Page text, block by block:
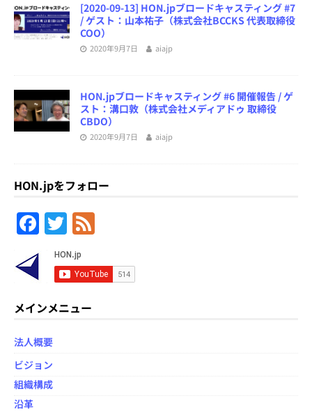
[2020-09-13] HON.jpブロードキャスティング #7
/ ゲスト：山本祐子（株式会社BCCKS 代表取締役
COO）
2020年9月7日 aiajp
HON.jpブロードキャスティング #6 開催報告 / ゲ
スト：溝口敦（株式会社メディアドゥ 取締役
CBDO）
2020年9月7日 aiajp
HON.jpをフォロー
F
b
o
o
k
T
w
itt
er
e
d
メインメニュー
法人概要
ビジョン
組織構成
沿革